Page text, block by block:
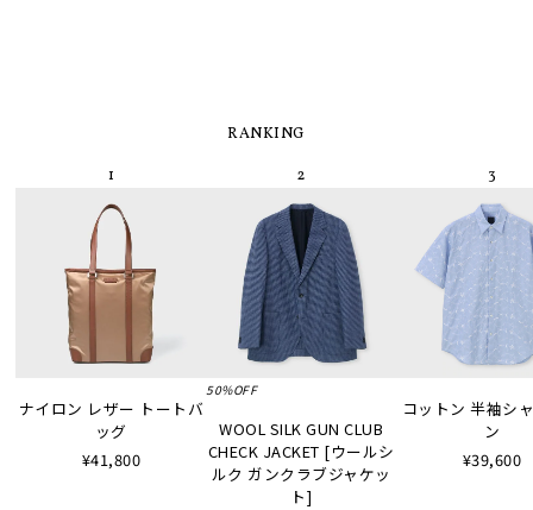
RANKING
ナイロン レザー トートバ
ッグ
¥41,800
50%OFF
WOOL SILK GUN CLUB
CHECK JACKET [ウールシ
ルク ガンクラブジャケッ
ト]
コットン 半袖シ
ン
¥39,600